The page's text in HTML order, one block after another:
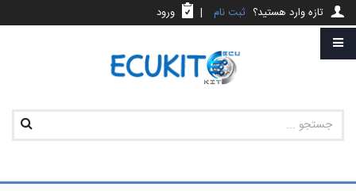
تازه وارد هستید؟ ثبت نام | ورود